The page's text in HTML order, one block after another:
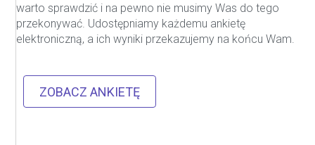
warto sprawdzić i na pewno nie musimy Was do tego
przekonywać. Udostępniamy każdemu ankietę
elektroniczną, a ich wyniki przekazujemy na końcu Wam.
ZOBACZ ANKIETĘ